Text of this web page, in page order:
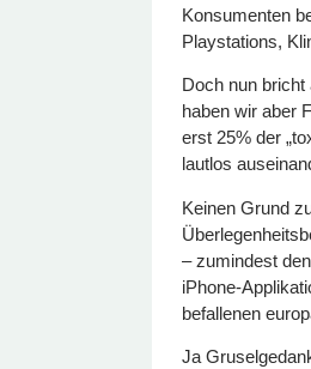
Konsumenten
Playstations,
Doch nun
haben wir aber
erst 25% der
lautlos
Keinen Grund
– zumindest
iPhone-
befallenen
Ja